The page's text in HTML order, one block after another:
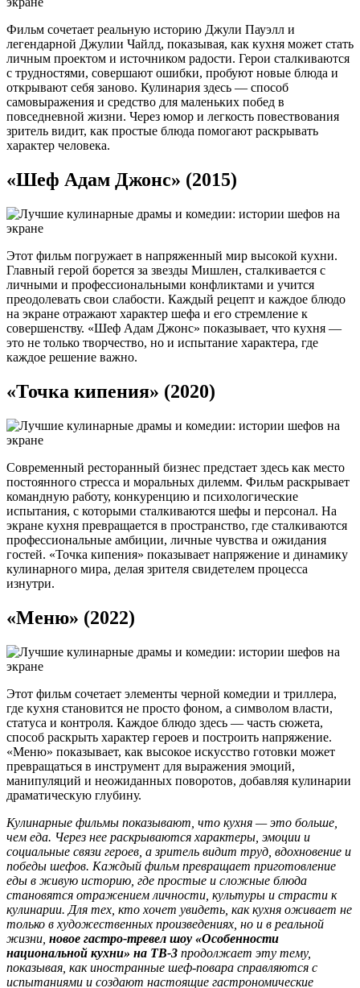
Фильм сочетает реальную историю Джули Пауэлл и
легендарной Джулии Чайлд, показывая, как кухня может стать
личным проектом и источником радости. Герои сталкиваются
с трудностями, совершают ошибки, пробуют новые блюда и
открывают себя заново. Кулинария здесь — способ
самовыражения и средство для маленьких побед в
повседневной жизни. Через юмор и легкость повествования
зритель видит, как простые блюда помогают раскрывать
характер человека.
«Шеф Адам Джонс» (2015)
Этот фильм погружает в напряженный мир высокой кухни.
Главный герой борется за звезды Мишлен, сталкивается с
личными и профессиональными конфликтами и учится
преодолевать свои слабости. Каждый рецепт и каждое блюдо
на экране отражают характер шефа и его стремление к
совершенству. «Шеф Адам Джонс» показывает, что кухня —
это не только творчество, но и испытание характера, где
каждое решение важно.
«Точка кипения» (2020)
Современный ресторанный бизнес предстает здесь как место
постоянного стресса и моральных дилемм. Фильм раскрывает
командную работу, конкуренцию и психологические
испытания, с которыми сталкиваются шефы и персонал. На
экране кухня превращается в пространство, где сталкиваются
профессиональные амбиции, личные чувства и ожидания
гостей. «Точка кипения» показывает напряжение и динамику
кулинарного мира, делая зрителя свидетелем процесса
изнутри.
«Меню» (2022)
Этот фильм сочетает элементы черной комедии и триллера,
где кухня становится не просто фоном, а символом власти,
статуса и контроля. Каждое блюдо здесь — часть сюжета,
способ раскрыть характер героев и построить напряжение.
«Меню» показывает, как высокое искусство готовки может
превращаться в инструмент для выражения эмоций,
манипуляций и неожиданных поворотов, добавляя кулинарии
драматическую глубину.
Кулинарные фильмы показывают, что кухня — это больше,
чем еда. Через нее раскрываются характеры, эмоции и
социальные связи героев, а зритель видит труд, вдохновение и
победы шефов. Каждый фильм превращает приготовление
еды в живую историю, где простые и сложные блюда
становятся отражением личности, культуры и страсти к
кулинарии. Для тех, кто хочет увидеть, как кухня оживает не
только в художественных произведениях, но и в реальной
жизни, новое гастро-тревел шоу «Особенности
национальной кухни» на ТВ‑3 продолжает эту тему,
показывая, как иностранные шеф-повара справляются с
испытаниями и создают настоящие гастрономические